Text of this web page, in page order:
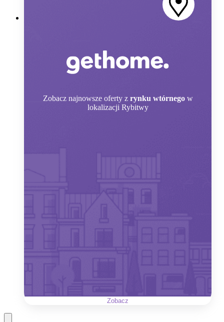
Zobacz najnowsze oferty z rynku wtórnego w
lokalizacji Rybitwy
Zobacz